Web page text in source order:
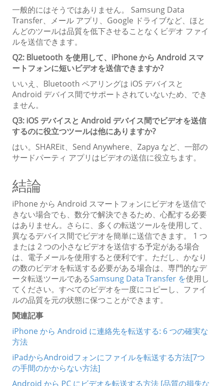
一般的にはそうではありません。 Samsung Data
Transfer、メール アプリ、Google ドライブなど、ほと
んどのツールは品質を低下させることなくビデオ ファイ
ルを送信できます。
Q2: Bluetooth を使用して、iPhone から Android スマ
ートフォンに短いビデオを送信できますか?
いいえ、Bluetooth ペアリングは iOS デバイスと
Android デバイス間でサポートされていないため、でき
ません。
Q3: iOS デバイスと Android デバイス間でビデオを送信
するのに役立つツールは他にありますか?
はい。SHAREit、Send Anywhere、Zapya など、一部の
サードパーティ アプリはビデオの送信に役立ちます。
結論
iPhone から Android スマートフォンにビデオを送信で
きない場合でも、数分で解決できるため、心配する必要
はありません。さらに、多くの転送ツールを使用して、
異なるデバイス間でビデオを簡単に送信できます。 1 つ
または 2 つの小さなビデオを送信する予定がある場合
は、電子メールを使用すると便利です。ただし、かなり
の数のビデオを転送する必要がある場合は、専門的なデ
ータ転送ツールであるSamsung Data Transfer を使用し
てください。すべてのビデオを一度にコピーし、ファイ
ルの品質を元の状態に保つことができます。
関連記事
iPhone から Android に連絡先を転送する: 6 つの確実な
方法
iPadからAndroidフォンにファイルを転送する方法[7つ
の手間のかからない方法]
Android から PC にビデオを転送する方法 [品質の損失な